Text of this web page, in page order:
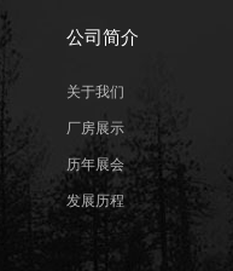
公司简介
关于我们
厂房展示
历年展会
发展历程